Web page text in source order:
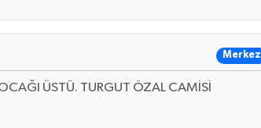
Merkez
ÜSTÜ. TURGUT ÖZAL CAMİSİ